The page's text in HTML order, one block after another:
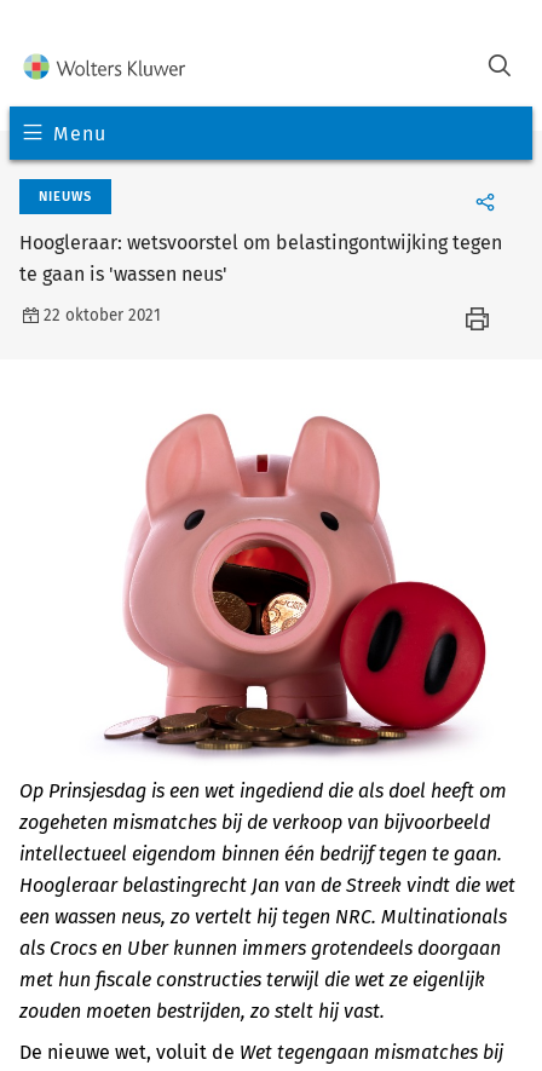
Menu
NIEUWS
Hoogleraar: wetsvoorstel om belastingontwijking tegen
te gaan is 'wassen neus'
22 oktober 2021
Op Prinsjesdag is een wet ingediend die als doel heeft om
zogeheten mismatches bij de verkoop van bijvoorbeeld
intellectueel eigendom binnen één bedrijf tegen te gaan.
Hoogleraar belastingrecht Jan van de Streek vindt die wet
een wassen neus, zo vertelt hij tegen NRC. Multinationals
als Crocs en Uber kunnen immers grotendeels doorgaan
met hun fiscale constructies terwijl die wet ze eigenlijk
zouden moeten bestrijden, zo stelt hij vast.
De nieuwe wet, voluit de Wet tegengaan mismatches bij